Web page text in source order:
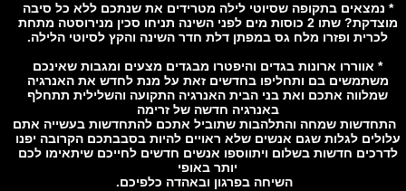
נמצאים בתקופה שסיוטי לילה מטרידים את שנתכם ללא כל סיבה
מוצדקת? שתו 2 כוסות מים לפני השינה תניחו סכין מנירוסטה מתחת
לכרית ופזרו מלח גס במפתן דלת חדר השינה והקץ לסיוטי הלילה.
* אווררו ארונות בגדים והיפטרו מבגדים מצעים ומגבות שאינכם
משתמשים בם ותחליפו בחדשים זאת על מנת לחדש את האנרגיה
שמלווה אתכם ואת בני הבית האנרגיה התקועה והשלילית תתחלף
באנרגיה חדשה של זרימה
שמחה והתלהבות שתוביל אתכם להתחדשות בעשייה אתם
לגלות שגם אנשים שלא ראויים להיות בסבבתכם הקרובה יפנו
חדשות בשלום ויתווספו אנשים חדשים לחייכם שיתאימו לכם
יותר באופי
השיחה בפרגון ובאהדה כלפיכם.